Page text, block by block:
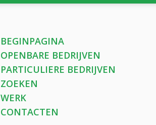
BEGINPAGINA
OPENBARE BEDRIJVEN
PARTICULIERE BEDRIJVEN
ZOEKEN
WERK
CONTACTEN